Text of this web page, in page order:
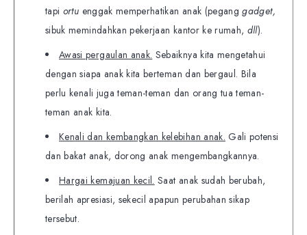
tapi ortu enggak memperhatikan anak (peganggadget,
sibuk memindahkan pekerjaan kantor ke rumah, dll).
Awasi pergaulan anak. Sebaiknya kita mengetahui
dengan siapa anak kita berteman dan bergaul. Bila
perlu kenali juga teman-teman dan orang tua teman-
teman anak kita.
Kenali dan kembangkan kelebihan anak. Gali potensi
dan bakat anak, dorong anak mengembangkannya.
Hargai kemajuan kecil. Saat anak sudah berubah,
berilah apresiasi, sekecil apapun perubahan sikap
tersebut.